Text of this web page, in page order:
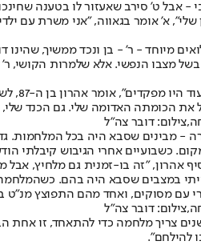
- אבל ט' סירב שאעזור לו בטענה
20 ובאוגוסט חוגג 60 שנה - פי שלושה מהגיל שלהם, אבל אני עדיין אומר שלא
מצבו הנפשי. אלא שלמרות הקושי,
- מבינים שסבא היה בכל המלחמות.
כשבועיים אחרי הגיבוש קיבלתי
אהרון, "זה בו-זמנית גם מלחיץ,
עם מסוקים, ואחד מהם התפוצץ
תמיד אמרתי שבמדינה שלנו בכל 10 שנים
להילחם".